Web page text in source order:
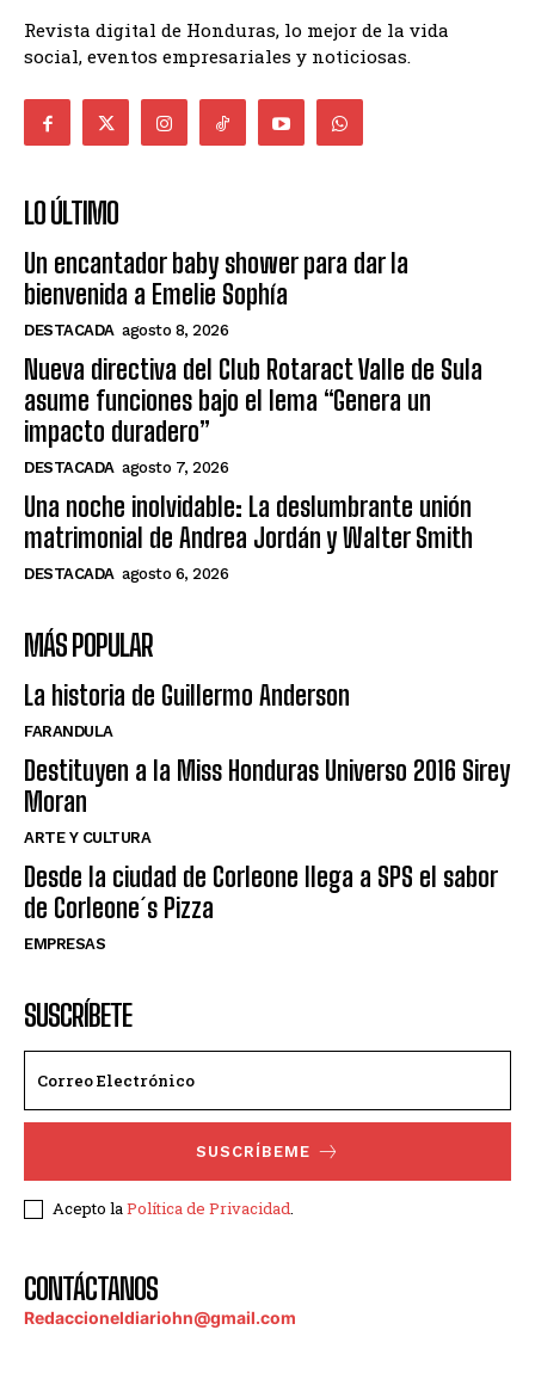
Revista digital de Honduras, lo mejor de la vida
social, eventos empresariales y noticiosas.
LO ÚLTIMO
Un encantador baby shower para dar la
bienvenida a Emelie Sophía
DESTACADA agosto 8, 2026
Nueva directiva del Club Rotaract Valle de Sula
asume funciones bajo el lema “Genera un
impacto duradero”
DESTACADA agosto 7, 2026
Una noche inolvidable: La deslumbrante unión
matrimonial de Andrea Jordán y Walter Smith
DESTACADA agosto 6, 2026
MÁS POPULAR
La historia de Guillermo Anderson
FARANDULA
Destituyen a la Miss Honduras Universo 2016 Sirey
Moran
ARTE Y CULTURA
Desde la ciudad de Corleone llega a SPS el sabor
de Corleone´s Pizza
EMPRESAS
SUSCRÍBETE
SUSCRÍBEME
Acepto laPolítica de Privacidad.
CONTÁCTANOS
Redaccioneldiariohn@gmail.com